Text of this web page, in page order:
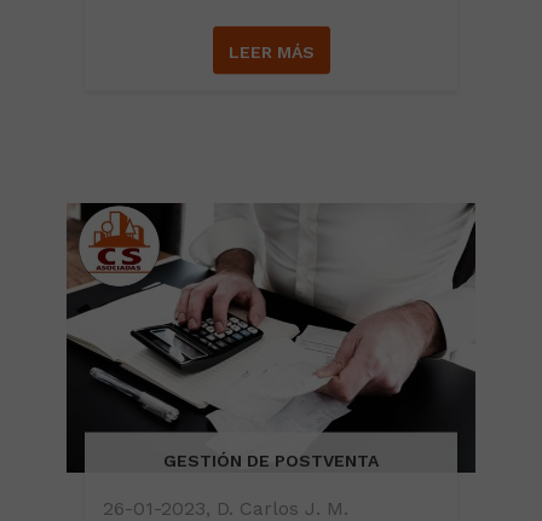
LEER MÁS
GESTIÓN DE POSTVENTA
26-01-2023, D. Carlos J. M.